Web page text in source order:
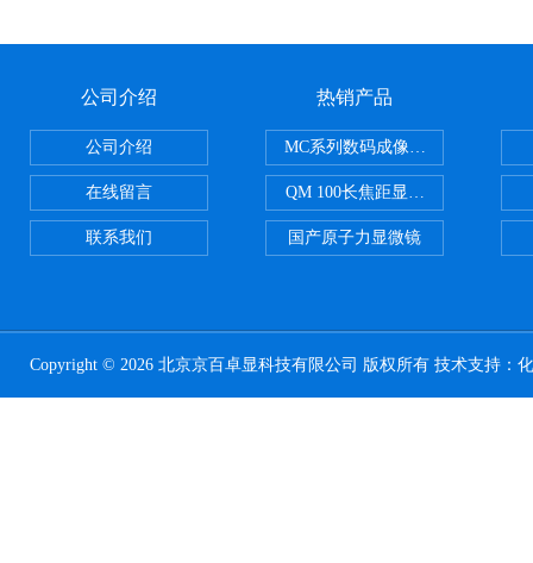
公司介绍
公司介绍
在线留言
联系我们
热销产品
MC系列数码成像系统
QM 100长焦距显微镜
国产原子力显微镜
Copyright © 2026 北京京百卓显科技有限公司 版权所有 技术支持：